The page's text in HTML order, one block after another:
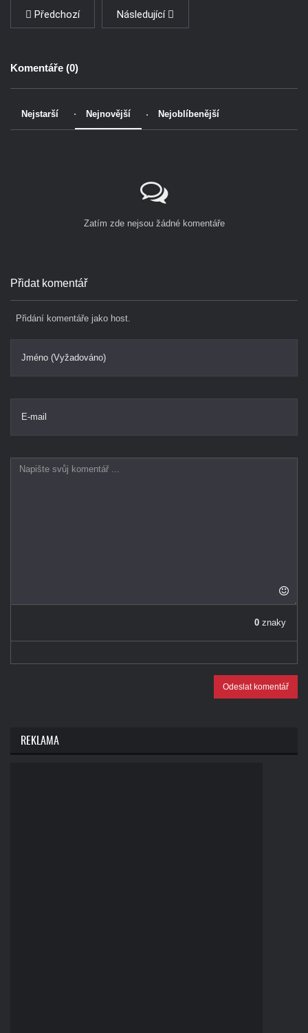
Předchozí Následující
Komentáře (0)
Nejstarší Nejnovější Nejoblíbenější
Zatím zde nejsou žádné komentáře
Přidat komentář
Přidání komentáře jako host.
Jméno (Vyžadováno)
E-mail
0 znaky
Odeslat komentář
REKLAMA